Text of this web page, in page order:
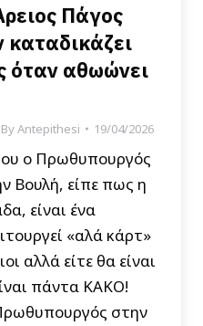
Πάγος
καταδικάζει
όταν αθωώνει
ByAntepithesi 19/04/2026
ο Πρωθυπουργός
Βουλή, είπε πως η
είναι ένα
«αλά κάρτ»
αλλά είτε θα είναι
πάντα ΚΑΚΟ!
στην